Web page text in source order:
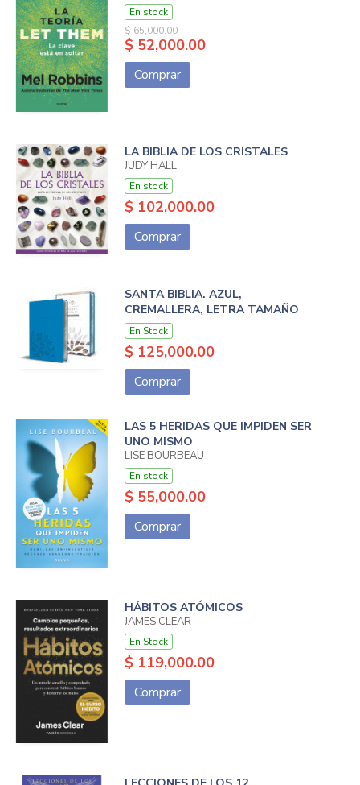
En stock
$ 65,000.00
$ 52,000.00
Comprar
LA BIBLIA DE LOS CRISTALES
JUDY HALL
En stock
$ 102,000.00
Comprar
SANTA BIBLIA. AZUL,
CREMALLERA, LETRA TAMAÑO
En Stock
$ 125,000.00
Comprar
LAS 5 HERIDAS QUE IMPIDEN SER
UNO MISMO
LISE BOURBEAU
En stock
$ 55,000.00
Comprar
HÁBITOS ATÓMICOS
JAMES CLEAR
En Stock
$ 119,000.00
Comprar